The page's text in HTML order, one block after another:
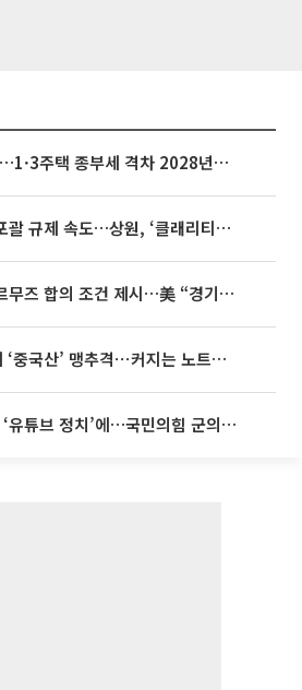
종부세 개편에도…1·3주택 종부세 격차 2028년부터 확대
미국, 가상자산 포괄 규제 속도…상원, ‘클래리티법’ 9월 절차투표 추진
이란, 미국에 호르무즈 합의 조건 제시…美 “경기 아직 안 끝나” [종합]
맥북 품은 삼성에 ‘중국산’ 맹추격⋯커지는 노트북 OLED 시장
우성빈 기장군수 ‘유튜브 정치’에…국민의힘 군의원들 집단 반발